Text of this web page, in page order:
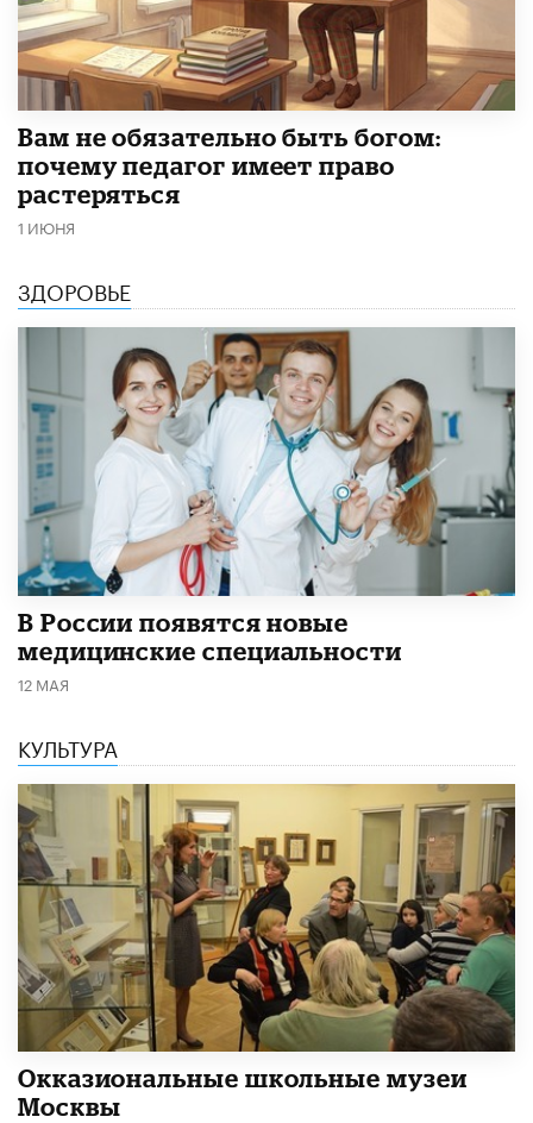
​Вам не обязательно быть богом:
почему педагог имеет право
растеряться
1 ИЮНЯ
ЗДОРОВЬЕ
В России появятся новые
медицинские специальности
12 МАЯ
КУЛЬТУРА
​Окказиональные школьные музеи
Москвы